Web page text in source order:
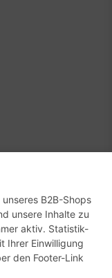
B2B-Shops
unsere Inhalte zu
aktiv. Statistik-
Ihrer Einwilligung
den Footer-Link